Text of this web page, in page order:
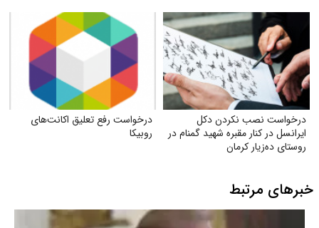
درخواست نصب نکردن دکل
ایرانسل در کنار مقبره شهید گمنام در
روستای ده‌زیار کرمان
درخواست رفع تعلیق اکانت‌های
روبیکا
خبرهای مرتبط